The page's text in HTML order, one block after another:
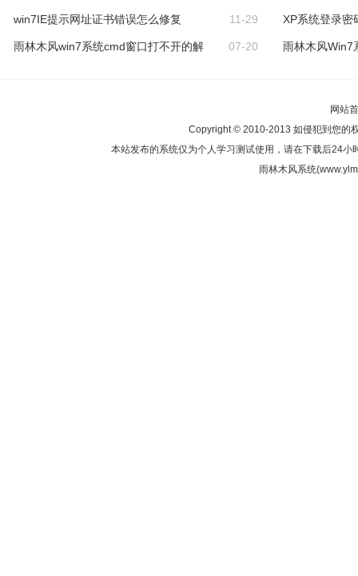
win7IE提示网址证书错误怎么修复 11-29 XP系统登录密
雨林木风win7系统cmd窗口打不开的解 07-20 雨林木风Win7
网站
Copyright © 2010-2013 如侵犯到您的
本站发布的系统仅为个人学习测试使用，请在下载后24
雨林木风系统